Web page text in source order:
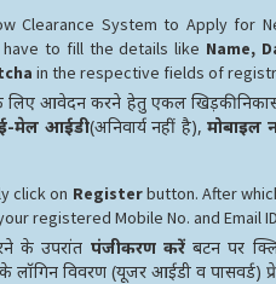
Clearance System to Apply for
have to fill the details like Name,
in the respective fields of
आवेदन करने हेतु एकल खिड़की
ई-मेल आईडी(अनिवार्य नहीं है),मोबाइल
click on Registerbutton. After
registered Mobile No. and Email
के उपरांत पंजीकरण करेंबटन पर
विवरण (यूजर आईडी व पासवर्ड)